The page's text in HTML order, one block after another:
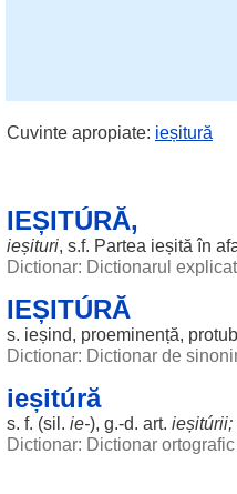
Cuvinte apropiate: ieșitură
IEȘITÚRĂ,
ieșituri, s.f. Partea ieșită în
Dictionar: Dictionarul
IEȘITÚRĂ
s. ieșind, proeminență,
Dictionar: Dictionar de
ieșitúră
s. f. (sil . ie-), g.-d. art. ieșitúrii;
Dictionar: Dictionar